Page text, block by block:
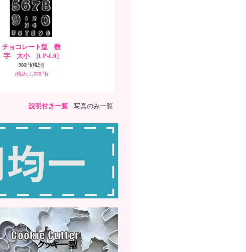
チョコレート型 数
字 大小 [LP-L9]
980円(税別)
(税込: 1,078円)
説明付き一覧 写真のみ一覧